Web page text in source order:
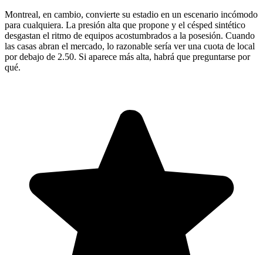
Montreal, en cambio, convierte su estadio en un escenario incómodo
para cualquiera. La presión alta que propone y el césped sintético
desgastan el ritmo de equipos acostumbrados a la posesión. Cuando
las casas abran el mercado, lo razonable sería ver una cuota de local
por debajo de 2.50. Si aparece más alta, habrá que preguntarse por
qué.